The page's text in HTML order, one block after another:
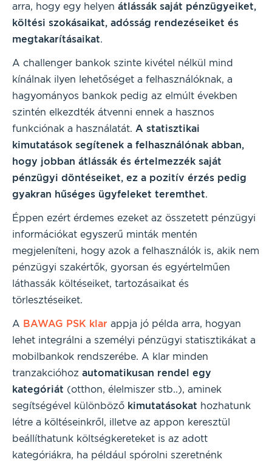
arra, hogy egy helyen átlássák saját pénzügyeiket,
költési szokásaikat, adósság rendezéseiket és
megtakarításaikat.
A challenger bankok szinte kivétel nélkül mind
kínálnak ilyen lehetőséget a felhasználóknak, a
hagyományos bankok pedig az elmúlt években
szintén elkezdték átvenni ennek a hasznos
funkciónak a használatát. A statisztikai
kimutatások segítenek a felhasználónak abban,
hogy jobban átlássák és értelmezzék saját
pénzügyi döntéseiket, ez a pozitív érzés pedig
gyakran hűséges ügyfeleket teremthet.
Éppen ezért érdemes ezeket az összetett pénzügyi
információkat egyszerű minták mentén
megjeleníteni, hogy azok a felhasználók is, akik nem
pénzügyi szakértők, gyorsan és egyértelműen
láthassák költéseiket, tartozásaikat és
törlesztéseiket.
A BAWAG PSK klar appja jó példa arra, hogyan
lehet integrálni a személyi pénzügyi statisztikákat a
mobilbankok rendszerébe. A klar minden
tranzakcióhoz automatikusan rendel egy
kategóriát (otthon, élelmiszer stb..), aminek
segítségével különböző kimutatásokat hozhatunk
létre a költéseinkről, illetve az appon keresztül
beállíthatunk költségkereteket is az adott
kategóriákra, ha például spórolni szeretnénk